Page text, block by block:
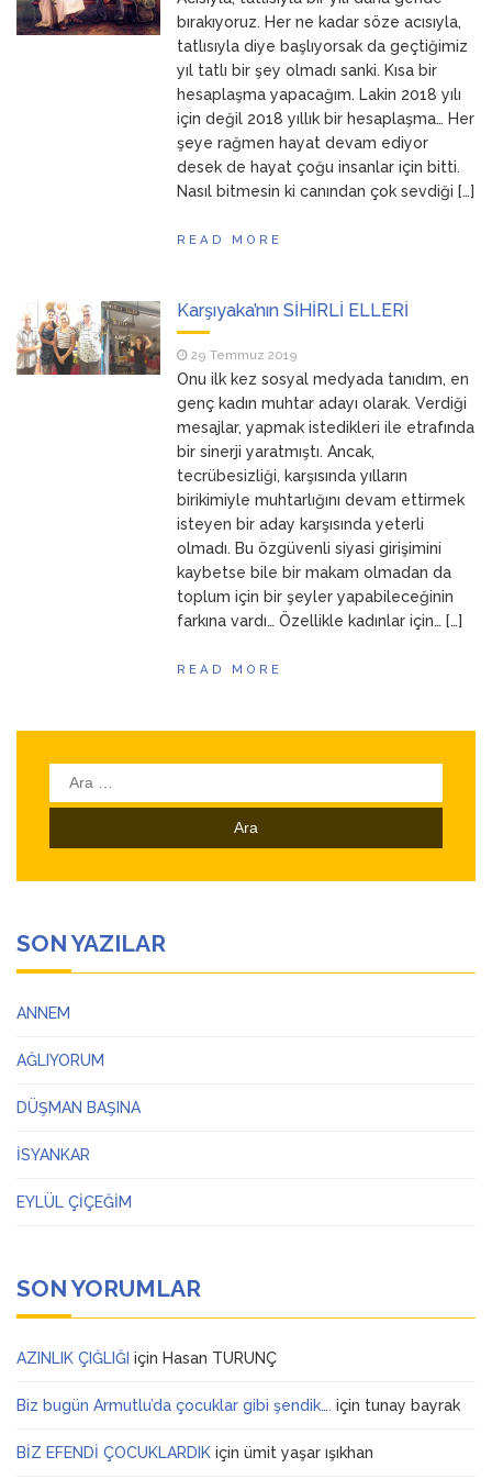
23 Mart 2026 ANNEMbırakıyoruz. Her ne kadar söze acısıyla,
tatlısıyla diye başlıyorsak da geçtiğimiz
yıl tatlı bir şey olmadı sanki. Kısa bir
hesaplaşma yapacağım. Lakin 2018 yılı
için değil 2018 yıllık bir hesaplaşma… Her
şeye rağmen hayat devam ediyor
desek de hayat çoğu insanlar için bitti.
Nasıl bitmesin ki canından çok sevdiği […]
READ MORE
Karşıyaka’nın SİHİRLİ ELLERİ
29 Temmuz 2019
Onu ilk kez sosyal medyada tanıdım, en
genç kadın muhtar adayı olarak. Verdiği
mesajlar, yapmak istedikleri ile etrafında
bir sinerji yaratmıştı. Ancak,
tecrübesizliği, karşısında yılların
birikimiyle muhtarlığını devam ettirmek
isteyen bir aday karşısında yeterli
olmadı. Bu özgüvenli siyasi girişimini
kaybetse bile bir makam olmadan da
toplum için bir şeyler yapabileceğinin
farkına vardı… Özellikle kadınlar için… […]
READ MORE
Arama:
SON YAZILAR
ANNEM
AĞLIYORUM
DÜŞMAN BAŞINA
İSYANKAR
EYLÜL ÇİÇEĞİM
SON YORUMLAR
AZINLIK ÇIĞLIĞI için Hasan TURUNÇ
Biz bugün Armutlu’da çocuklar gibi şendik…. için tunay bayrak
BİZ EFENDİ ÇOCUKLARDIK için ümit yaşar ışıkhan